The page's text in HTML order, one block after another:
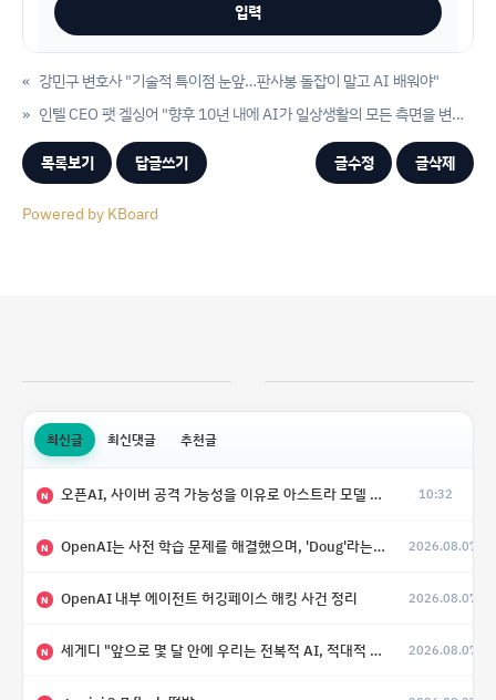
« 강민구 변호사 "기술적 특이점 눈앞…판사봉 돌잡이 말고 AI 배워야"
인텔 CEO 팻 겔싱어 "향후 10년 내에 AI가 일상생활의 모든 측면을 변화시킬 것"
»
목록보기 답글쓰기 글수정 글삭제
Powered by KBoard
최신글 최신댓글 추천글
N 오픈AI, 사이버 공격 가능성을 이유로 아스트라 모델 출시 연기 10:32
N OpenAI는 사전 학습 문제를 해결했으며, 'Doug'라는 코드명을 가진 훨씬 더 큰 모델을 활발히 개발 중 2026.08.07
N OpenAI 내부 에이전트 허깅페이스 해킹 사건 정리 2026.08.07
N 세게디 "앞으로 몇 달 안에 우리는 전복적 AI, 적대적 AI 둘 다 보게 될 것" 2026.08.07